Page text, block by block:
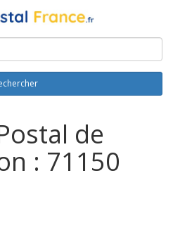
de
: 71150